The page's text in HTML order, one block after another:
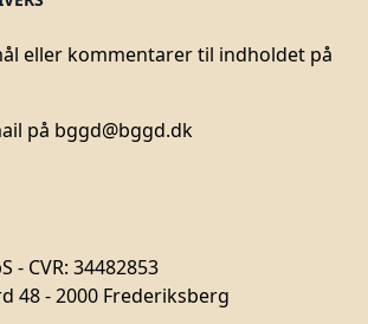
eller kommentarer til indholdet på
på bggd@bggd.dk
- CVR: 34482853
48 - 2000 Frederiksberg